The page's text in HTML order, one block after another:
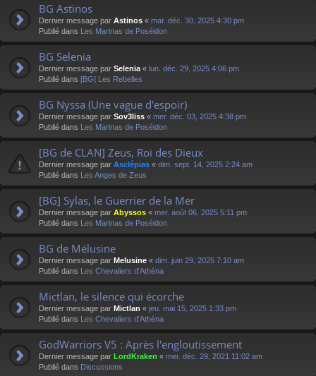
BG Astinos
Dernier message par Astinos « mar. déc. 30, 2025 4:30 pm
Publié dans Les Marinas de Poséidon
BG Selenia
Dernier message par Selenia « lun. déc. 29, 2025 4:06 pm
Publié dans [BG] Les Rebelles
BG Nyssa (Une vague d'espoir)
Dernier message par Sov3liss « mer. déc. 03, 2025 4:38 pm
Publié dans Les Marinas de Poséidon
[BG de CLAN] Zeus, Roi des Dieux
Dernier message par Asclépias « dim. sept. 14, 2025 2:24 am
Publié dans Les Anges de Zeus
[BG] Sylas, le Guerrier de la Mer
Dernier message par Abyssos « mer. août 06, 2025 5:11 pm
Publié dans Les Marinas de Poséidon
BG de Mélusine
Dernier message par Melusine « dim. juin 29, 2025 7:10 am
Publié dans Les Chevaliers d'Athéna
Mictlan, le silence qui écorche
Dernier message par Mictlan « jeu. mai 15, 2025 1:33 pm
Publié dans Les Chevaliers d'Athéna
GodWarriors V5 : Après l'engloutissement
Dernier message par LordKraken « mer. déc. 29, 2021 11:02 am
Publié dans Discussions